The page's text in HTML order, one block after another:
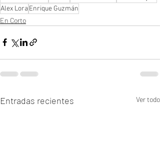
Alex Lora Enrique Guzmán
En Corto
Entradas recientes Ver todo